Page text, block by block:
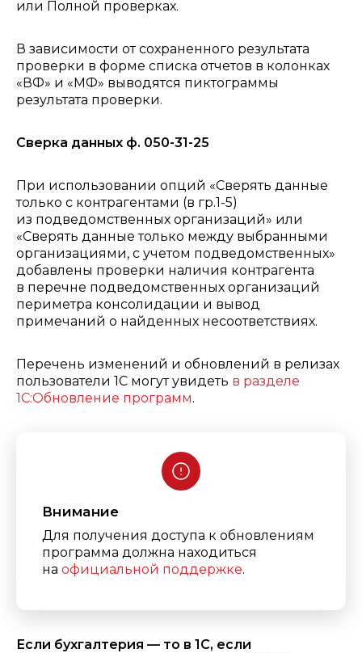
или Полной проверках.
В зависимости от сохраненного результата
проверки в форме списка отчетов в колонках
«ВФ» и «МФ» выводятся пиктограммы
результата проверки.
Сверка данных ф. 050-31-25
При использовании опций «Сверять данные
только с контрагентами (в гр.1-5)
из подведомственных организаций» или
«Сверять данные только между выбранными
организациями, с учетом подведомственных»
добавлены проверки наличия контрагента
в перечне подведомственных организаций
периметра консолидации и вывод
примечаний о найденных несоответствиях.
Перечень изменений и обновлений в релизах
пользователи 1С могут увидеть в разделе
1С:Обновление программ.
Внимание
Для получения доступа к обновлениям
программа должна находиться
на официальной поддержке.
Если бухгалтерия — то в 1С, если